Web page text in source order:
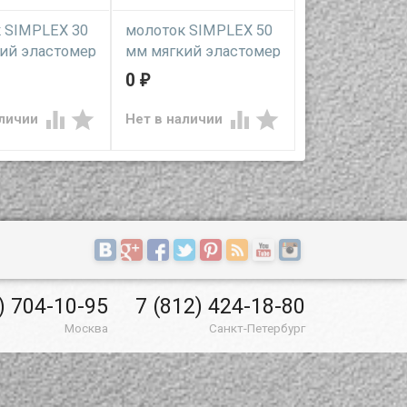
30
эластомер
мягкого
 
молоток SIMPLEX 50
мм мягкий эластомер
ручной ударный
насадками из мягкого
термопластичного
0 ₽
Нет в наличии  
молоток
мм
инструмент со
ударными
прочного
эластомера
жёсткости
0 ₽
Нет в наличии
704-10-95
Москва
7 (812) 424-18-80
Санкт-Петербург